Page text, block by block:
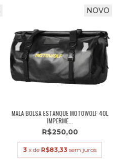
NOVO
MALA BOLSA ESTANQUE MOTOWOLF 40L
IMPERME...
R$250,00
3 x de R$83,33 sem juros